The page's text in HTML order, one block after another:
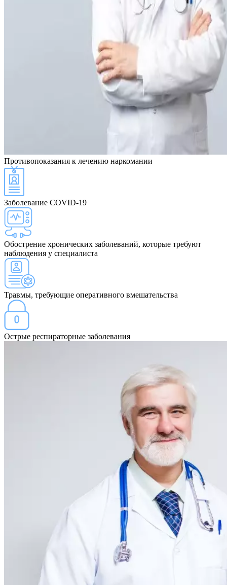
Противопоказания к лечению наркомании
Заболевание COVID-19
Обострение хронических заболеваний, которые требуют
наблюдения у специалиста
Травмы, требующие оперативного вмешательства
Острые респираторные заболевания